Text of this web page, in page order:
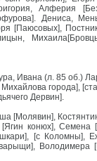
Алферия
Дениса,
[Паюсовых],
Ивана (л. 85 об.)
города],
Дервин].
[Молявин],
конюх],
[с Коломны],
Володимера